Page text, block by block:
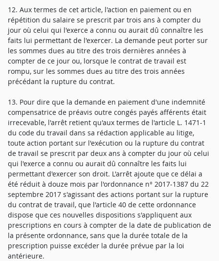
12. Aux termes de cet article, l'action en paiement ou en
répétition du salaire se prescrit par trois ans à compter du
jour où celui qui l'exerce a connu ou aurait dû connaître les
faits lui permettant de l'exercer. La demande peut porter sur
les sommes dues au titre des trois dernières années à
compter de ce jour ou, lorsque le contrat de travail est
rompu, sur les sommes dues au titre des trois années
précédant la rupture du contrat.
13. Pour dire que la demande en paiement d'une indemnité
compensatrice de préavis outre congés payés afférents était
irrecevable, l'arrêt retient qu'aux termes de l'article L. 1471-1
du code du travail dans sa rédaction applicable au litige,
toute action portant sur l'exécution ou la rupture du contrat
de travail se prescrit par deux ans à compter du jour où celui
qui l'exerce a connu ou aurait dû connaître les faits lui
permettant d'exercer son droit. L'arrêt ajoute que ce délai a
été réduit à douze mois par l'ordonnance n° 2017-1387 du 22
septembre 2017 s'agissant des actions portant sur la rupture
du contrat de travail, que l'article 40 de cette ordonnance
dispose que ces nouvelles dispositions s'appliquent aux
prescriptions en cours à compter de la date de publication de
la présente ordonnance, sans que la durée totale de la
prescription puisse excéder la durée prévue par la loi
antérieure.